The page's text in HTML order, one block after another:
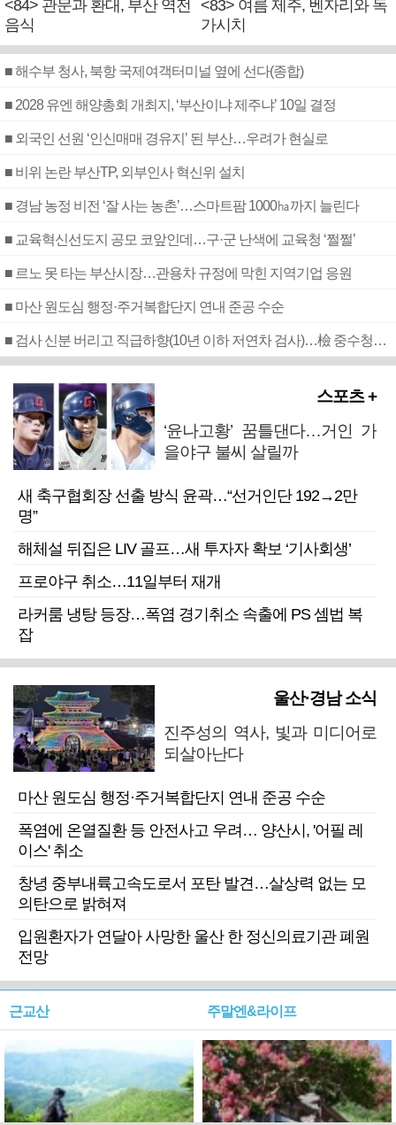
<84> 관문과 환대, 부산 역전
음식
<83> 여름 제주, 벤자리와 독
가시치
■ 해수부 청사, 북항 국제여객터미널 옆에 선다(종합)
■ 2028 유엔 해양총회 개최지, ‘부산이냐 제주냐’ 10일 결정
■ 외국인 선원 ‘인신매매 경유지’ 된 부산…우려가 현실로
■ 비위 논란 부산TP, 외부인사 혁신위 설치
■ 경남 농정 비전 ‘잘 사는 농촌’…스마트팜 1000㏊까지 늘린다
■ 교육혁신선도지 공모 코앞인데…구·군 난색에 교육청 ‘쩔쩔’
■ 르노 못 타는 부산시장…관용차 규정에 막힌 지역기업 응원
■ 마산 원도심 행정·주거복합단지 연내 준공 수순
■ 검사 신분 버리고 직급하향(10년 이하 저연차 검사)…檢 중수청행 기피
스포츠 +
‘윤나고황’ 꿈틀댄다…거인 가
을야구 불씨 살릴까
새 축구협회장 선출 방식 윤곽…“선거인단 192→2만
명”
해체설 뒤집은 LIV 골프…새 투자자 확보 ‘기사회생’
프로야구 취소…11일부터 재개
라커룸 냉탕 등장…폭염 경기취소 속출에 PS 셈법 복
잡
울산·경남 소식
진주성의 역사, 빛과 미디어로
되살아난다
마산 원도심 행정·주거복합단지 연내 준공 수순
폭염에 온열질환 등 안전사고 우려… 양산시, '어필 레
이스' 취소
창녕 중부내륙고속도로서 포탄 발견…살상력 없는 모
의탄으로 밝혀져
입원환자가 연달아 사망한 울산 한 정신의료기관 폐원
전망
근교산 주말엔&라이프